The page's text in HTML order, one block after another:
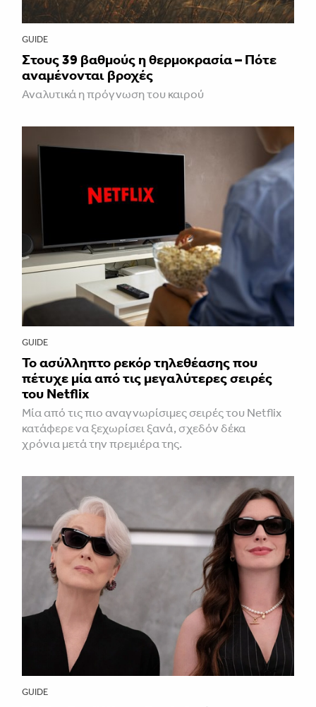
GUIDE
Στους 39 βαθμούς η θερμοκρασία – Πότε
αναμένονται βροχές
Αναλυτικά η πρόγνωση του καιρού
GUIDE
Το ασύλληπτο ρεκόρ τηλεθέασης που
πέτυχε μία από τις μεγαλύτερες σειρές
του Netflix
Μία από τις πιο αναγνωρίσιμες σειρές του Netflix
κατάφερε να ξεχωρίσει ξανά, σχεδόν δέκα
χρόνια μετά την πρεμιέρα της.
GUIDE